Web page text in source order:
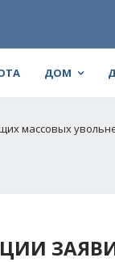
ДОМ
массовых